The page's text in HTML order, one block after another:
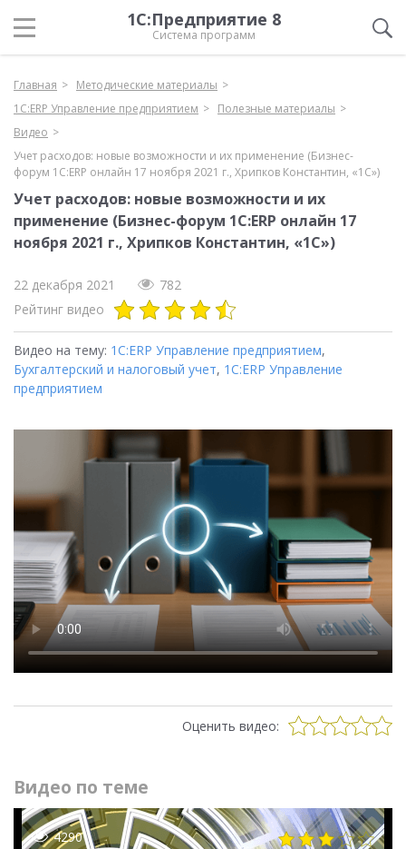
1С:Предприятие 8
Система программ
Главная
Методические материалы
1С:ERP Управление предприятием
Полезные материалы
Видео
Учет расходов: новые возможности и их применение (Бизнес-
форум 1С:ERP онлайн 17 ноября 2021 г., Хрипков Константин, «1С»)
Учет расходов: новые возможности и их
применение (Бизнес-форум 1С:ERP онлайн 17
ноября 2021 г., Хрипков Константин, «1С»)
22 декабря 2021
782
Рейтинг видео
Видео на тему: 1С:ERP Управление предприятием,
Бухгалтерский и налоговый учет, 1С:ERP Управление
предприятием
Оценить видео:
Видео по теме
4290